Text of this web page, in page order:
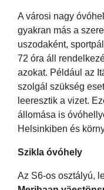
A városi nagy
gyakran más a
uszodaként,
72 óra áll
azokat. Például az
szolgál szükség
leeresztik a vizet.
állomása is
Helsinkiben és
Szikla óvóhely
Az S6-os osztályú,